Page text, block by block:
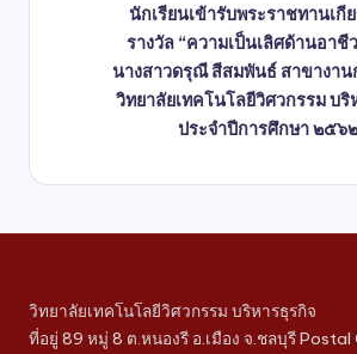
นักเรียนเข้ารับพระราชทานเกี
รางวัล “ความเป็นเลิศด้านอาชี
นางสาวดรุณี สีสมพันธ์ สาขางาน
วิทยาลัยเทคโนโลยีวิศวกรรม บริ
ประจำปีการศึกษา ๒๕๖๒
วิทยาลัยเทคโนโลยีวิศวกรรม บริหารธุรกิจ
ที่อยู่ 89 หมู่ 8 ต.หนองรี อ.เมือง จ.ชลบุรี